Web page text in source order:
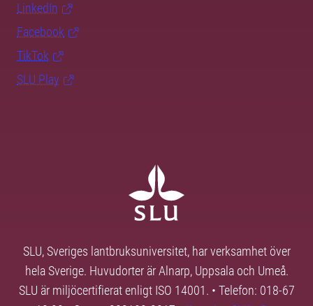
LinkedIn
Facebook
TikTok
SLU Play
SLU, Sveriges lantbruksuniversitet, har verksamhet över
hela Sverige. Huvudorter är Alnarp, Uppsala och Umeå.
SLU är miljöcertifierat enligt ISO 14001. • Telefon: 018-67